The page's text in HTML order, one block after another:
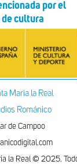
por el
cultura
Maria la Real
Románico
de Campoo
la Real © 2025.